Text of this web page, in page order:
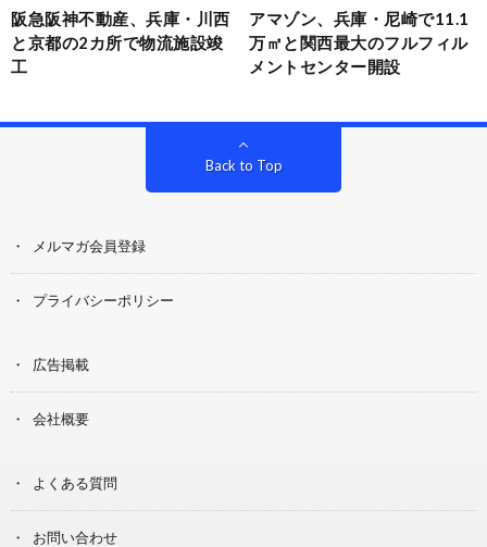
阪急阪神不動産、兵庫・川西
と京都の2カ所で物流施設竣
工
アマゾン、兵庫・尼崎で11.1
万㎡と関西最大のフルフィル
メントセンター開設
Back to Top
メルマガ会員登録
プライバシーポリシー
広告掲載
会社概要
よくある質問
お問い合わせ